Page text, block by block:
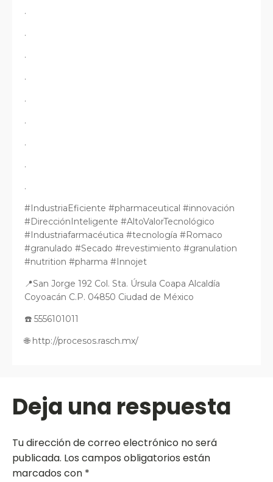
.
.
.
.
.
.
.
.
.
#IndustriaEficiente #pharmaceutical #innovación
#DirecciónInteligente #AltoValorTecnológico
#Industriafarmacéutica #tecnología #Romaco
#granulado #Secado #revestimiento #granulation
#nutrition #pharma #Innojet
📍San Jorge 192 Col. Sta. Úrsula Coapa Alcaldía
Coyoacán C.P. 04850 Ciudad de México
☎️ 5556101011
🌐 http://procesos.rasch.mx/
Deja una respuesta
Tu dirección de correo electrónico no será
publicada. Los campos obligatorios están
marcados con *